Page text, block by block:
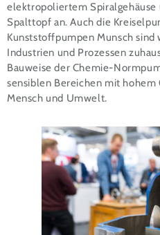
elektropoliertem
Spalttopf an. Auch die
Kunststoffpumpen Munsch
Industrien und Prozessen
Bauweise der Chemie-
sensiblen Bereichen mit
Mensch und Umwelt.